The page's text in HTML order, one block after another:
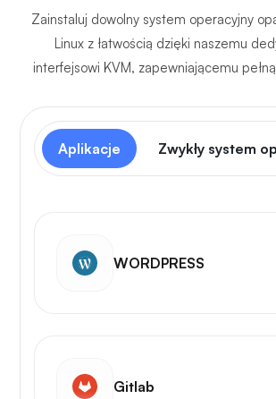
Zainstaluj dowolny system operacyjny
Linux z łatwością dzięki naszemu
interfejsowi KVM, zapewniającemu
Aplikacje Zwykły system
WORDPRESS
Gitlab